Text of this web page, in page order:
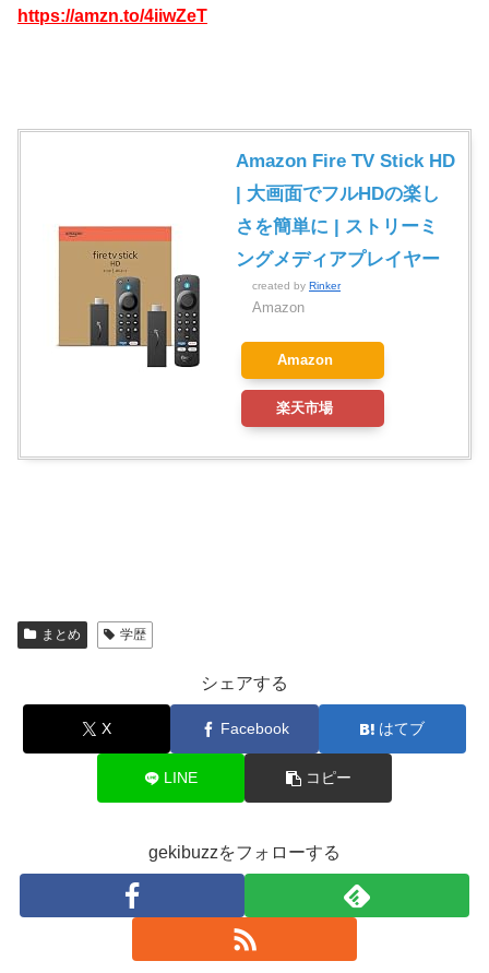
https://amzn.to/4iiwZeT
Amazon Fire TV Stick HD
| 大画面でフルHDの楽し
さを簡単に | ストリーミ
ングメディアプレイヤー
created by Rinker
Amazon
Amazon
楽天市場
まとめ 学歴
シェアする
X Facebook はてブ
LINE コピー
gekibuzzをフォローする